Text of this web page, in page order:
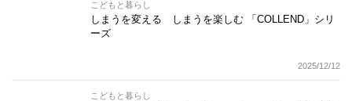
こどもと暮らし
しまうを変える しまうを楽しむ 「COLLEND」シリ
ーズ
2025/12/12
こどもと暮らし